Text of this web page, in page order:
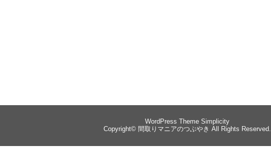
WordPress Theme Simplicity
Copyright© 間取りマニアのつぶやき All Rights Reserved.